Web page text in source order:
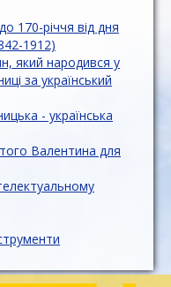
170-річчя від дня
1912)
який народився у
за український
- українська
Валентина для